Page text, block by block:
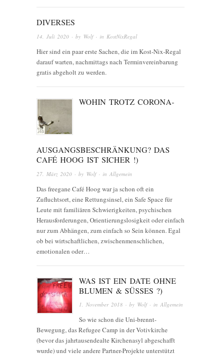
DIVERSES
14. Juli 2020 · by Wolf· in KostNixRegal
Hier sind ein paar erste Sachen, die im Kost-Nix-Regal
darauf warten, nachmittags nach Terminvereinbarung
gratis abgeholt zu werden.
WOHIN TROTZ CORONA-
AUSGANGSBESCHRÄNKUNG? DAS
CAFÉ HOOG IST SICHER !)
27. März 2020 · by Wolf· in Allgemein
Das freegane Café Hoog war ja schon oft ein
Zufluchtsort, eine Rettungsinsel, ein Safe Space für
Leute mit familiären Schwierigkeiten, psychischen
Herausforderungen, Orientierungslosigkeit oder einfach
nur zum Abhängen, zum einfach so Sein können. Egal
ob bei wirtschaftlichen, zwischenmenschlichen,
emotionalen oder…
WAS IST EIN DATE OHNE
BLUMEN & SÜSSES ?)
1. November 2018 · by Wolf· inAllgemein
So wie schon die Uni-brennt-
Bewegung, das Refugee Camp in der Votivkirche
(bevor das jahrtausendealte Kirchenasyl abgeschafft
wurde) und viele andere Partner-Projekte unterstützt